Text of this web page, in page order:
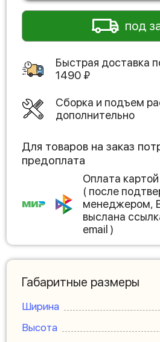
под
Быстрая доставка
1490 ₽
Сборка и подъем
дополнительно
Для товаров на заказ
предоплата
Оплата
( после
менеджером,
выслана
email )
Габаритные размеры
Ширина
Высота